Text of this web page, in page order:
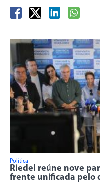
Política
Riedel reúne nove
frente unificada pelo